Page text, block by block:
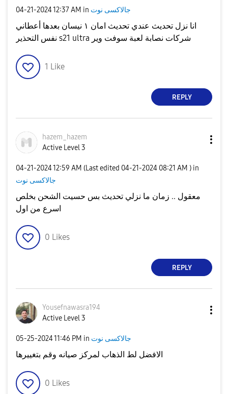
‎04-21-202412:37 AM in جالاكسى نوت
انا نزل تحديث عندي تحديث امان ١ نيسان بعدها أعطاني
نفس التحذير s21 ultra شركات نصابة لعبة سوفت وير
1 Like
REPLY
hazem_hazem
Active Level 3
‎04-21-202412:59 AM (Last edited ‎04-21-2024 08:21 AM ) in
جالاكسى نوت
معقول .. زمان ما نزلي تحديث بس حسيت الشحن بخلص
اسرع من اول
0 Likes
REPLY
Yousefnawasra194
Active Level 3
‎05-25-202411:46 PM in جالاكسى نوت
الافضل لط الذهاب لمركز صيانه وقم بتغييرها
0 Likes